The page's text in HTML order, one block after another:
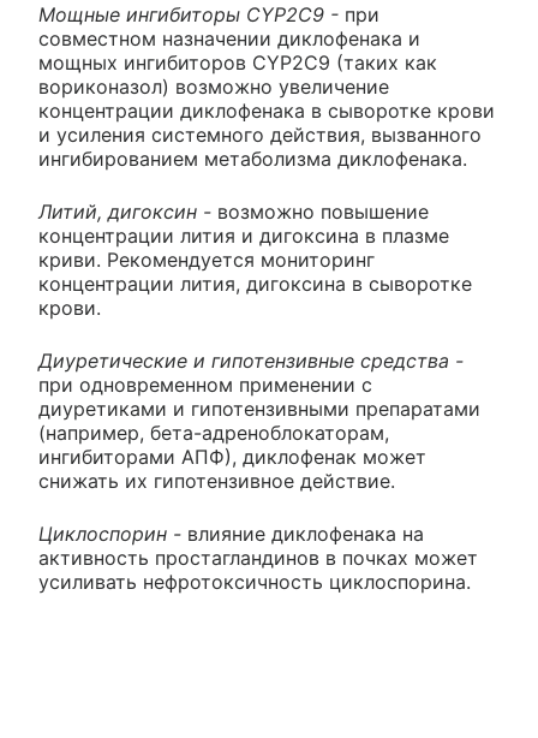
Мощные ингибиторы CYP2C9 - при
совместном назначении диклофенака и
мощных ингибиторов CYP2C9 (таких как
вориконазол) возможно увеличение
концентрации диклофенака в сыворотке крови
и усиления системного действия, вызванного
ингибированием метаболизма диклофенака.
Литий, дигоксин - возможно повышение
концентрации лития и дигоксина в плазме
криви. Рекомендуется мониторинг
концентрации лития, дигоксина в сыворотке
крови.
Диуретические и гипотензивные средства -
при одновременном применении с
диуретиками и гипотензивными препаратами
(например, бета-адреноблокаторам,
ингибиторами АПФ), диклофенак может
снижать их гипотензивное действие.
Циклоспорин - влияние диклофенака на
активность простагландинов в почках может
усиливать нефротоксичность циклоспорина.